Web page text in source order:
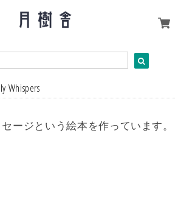
Whispers
ージという絵本を作っています。